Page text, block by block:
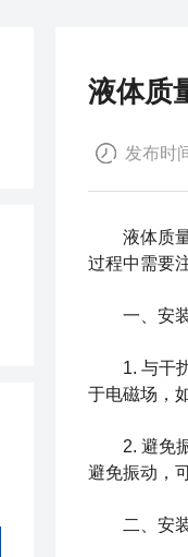
液体质
发布时
液体质量
过程中需要
一、安
1. 与干
于电磁场，
2. 避免
避免振动，
二、安